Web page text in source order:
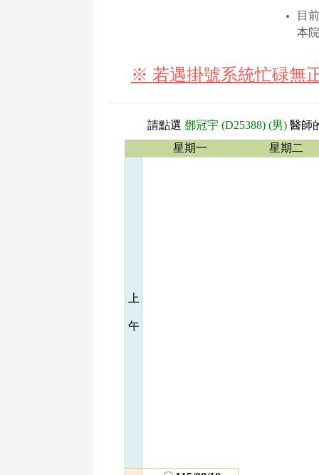
目
本
※ 若遇掛號系統忙碌無
請點選 鄧冠宇 (D25388) (男) 醫師